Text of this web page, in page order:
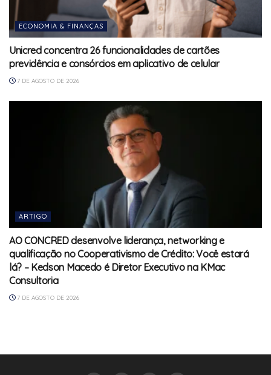
ECONOMIA & FINANÇAS
Unicred concentra 26 funcionalidades de cartões
previdência e consórcios em aplicativo de celular
7 DE AGOSTO DE 2026
ARTIGO
AO CONCRED desenvolve liderança, networking e
qualificação no Cooperativismo de Crédito: Você estará
lá? – Kedson Macedo é Diretor Executivo na KMac
Consultoria
7 DE AGOSTO DE 2026